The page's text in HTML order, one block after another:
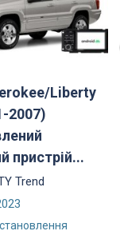
Liberty
2007)
пристрій...
Trend